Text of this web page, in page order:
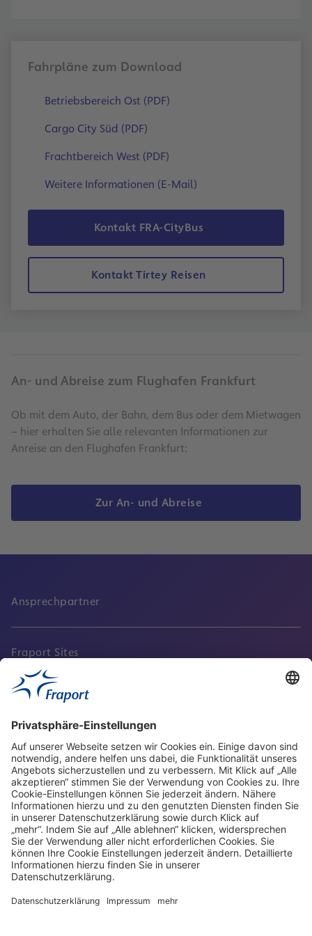
Fahrpläne zum Download
Betriebsbereich Ost (PDF)
Cargo City Süd (PDF)
Frachtbereich West (PDF)
Weitere Informationen (E-Mail)
Kontakt FRA-CityBus
Kontakt Tirtey Reisen
An- und Abreise zum Flughafen Frankfurt
Ob mit dem Auto, der Bahn, dem Bus oder dem Mietwagen
– hier erhalten Sie alle relevanten Informationen zur
Anreise an den Flughafen Frankfurt:
Zur An- und Abreise
Ansprechpartner
Fraport Sites
Aktuell
Service
Frankfurt Airport
properties.socialType
properties.socialType
properties.socialType
properties.socialType
Frankfurt CargoHub
properties.socialType